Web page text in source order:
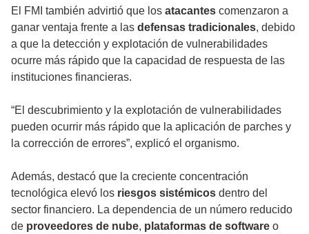
El FMI también advirtió que los atacantes comenzaron a
ganar ventaja frente a las defensas tradicionales, debido
a que la detección y explotación de vulnerabilidades
ocurre más rápido que la capacidad de respuesta de las
instituciones financieras.
“El descubrimiento y la explotación de vulnerabilidades
pueden ocurrir más rápido que la aplicación de parches y
la corrección de errores”, explicó el organismo.
Además, destacó que la creciente concentración
tecnológica elevó los riesgos sistémicos dentro del
sector financiero. La dependencia de un número reducido
de proveedores de nube, plataformas de software o